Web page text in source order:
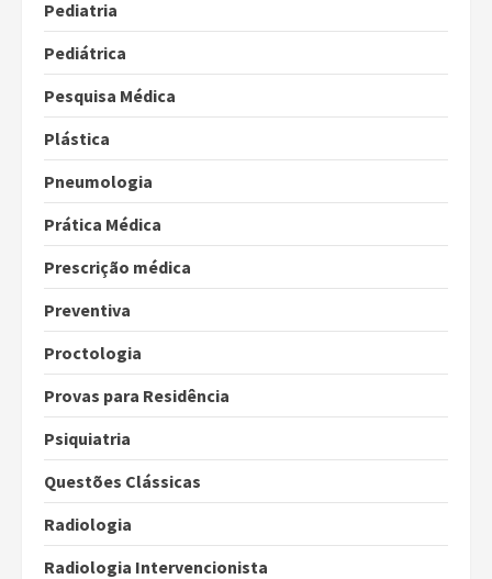
Pediatria
Pediátrica
Pesquisa Médica
Plástica
Pneumologia
Prática Médica
Prescrição médica
Preventiva
Proctologia
Provas para Residência
Psiquiatria
Questões Clássicas
Radiologia
Radiologia Intervencionista